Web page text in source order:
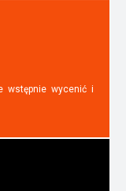
wstępnie wycenić i